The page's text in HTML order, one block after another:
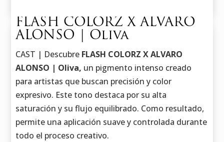
FLASH COLORZ X ALVARO
ALONSO | Oliva
CAST | Descubre FLASH COLORZ X ALVARO
ALONSO | Oliva, un pigmento intenso creado
para artistas que buscan precisión y color
expresivo. Este tono destaca por su alta
saturación y su flujo equilibrado. Como resultado,
permite una aplicación suave y controlada durante
todo el proceso creativo.